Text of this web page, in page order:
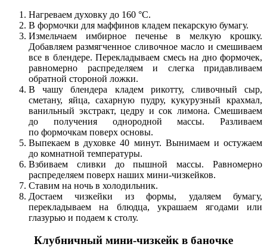
Нагреваем духовку до 160 °С.
В формочки для маффинов кладем пекарскую бумагу.
Измельчаем имбирное печенье в мелкую крошку.
Добавляем размягченное сливочное масло и смешиваем
все в блендере. Перекладываем смесь на дно формочек,
равномерно распределяем и слегка придавливаем
обратной стороной ложки.
В чашу блендера кладем рикотту, сливочный сыр,
сметану, яйца, сахарную пудру, кукурузный крахмал,
ванильный экстракт, цедру и сок лимона. Смешиваем
до получения однородной массы. Разливаем
по формочкам поверх основы.
Выпекаем в духовке 40 минут. Вынимаем и остужаем
до комнатной температуры.
Взбиваем сливки до пышной массы. Равномерно
распределяем поверх наших мини-чизкейков.
Ставим на ночь в холодильник.
Достаем чизкейки из формы, удаляем бумагу,
перекладываем на блюдца, украшаем ягодами или
глазурью и подаем к столу.
Клубничный мини-чизкейк в баночке